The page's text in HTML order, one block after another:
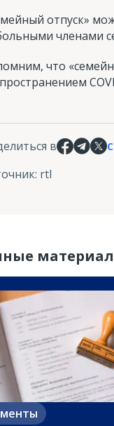
отпуск»
членами
что
в
: rtl